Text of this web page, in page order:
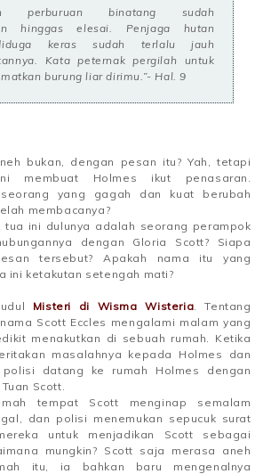
hinggas elesai. Penjaga hutan
keras sudah terlalu jauh
Kata peternak pergilah untuk
burung liar dirimu.”- Hal. 9
bukan, dengan pesan itu?Yah, tetapi
membuat Holmes ikut penasaran.
yang gagah dan kuat berubah
membacanya?
tua ini dulunya adalah seorang perampok
dengan Gloria Scott? Siapa
tersebut? Apakah nama itu yang
ini ketakutan setengah mati?
Misteri di Wisma Wisteria. Tentang
Scott Eccles mengalami malam yang
menakutkan di sebuah rumah. Ketika
masalahnya kepada Holmes dan
datang ke rumah Holmes dengan
Scott.
tempat Scott menginap semalam
dan polisi menemukan sepucuk surat
untuk menjadikan Scott sebagai
mungkin? Scott saja merasa aneh
itu, ia bahkan baru mengenalnya